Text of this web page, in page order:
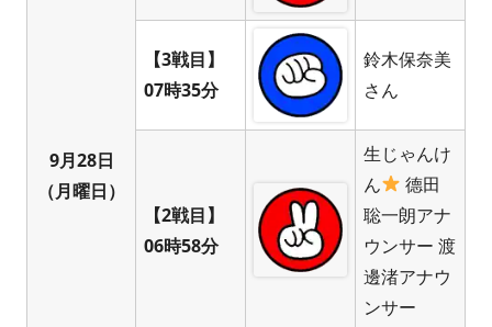
9月28日
（月曜日）
【3戦目】
07時35分
鈴木保奈美
さん
【2戦目】
06時58分
生じゃんけ
ん
德田
聡一朗アナ
ウンサー 渡
邊渚アナウ
ンサー